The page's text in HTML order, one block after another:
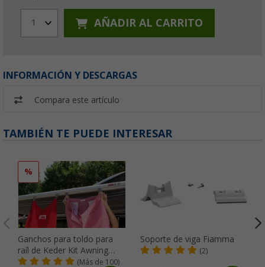
1 AÑADIR AL CARRITO
INFORMACIÓN Y DESCARGAS
Compara este artículo
TAMBIÉN TE PUEDE INTERESAR
%
Ganchos para toldo para
raíl de Keder Kit Awning
Hangers Fiamma(Más de 100)
Soporte de viga Fiamma
(2)